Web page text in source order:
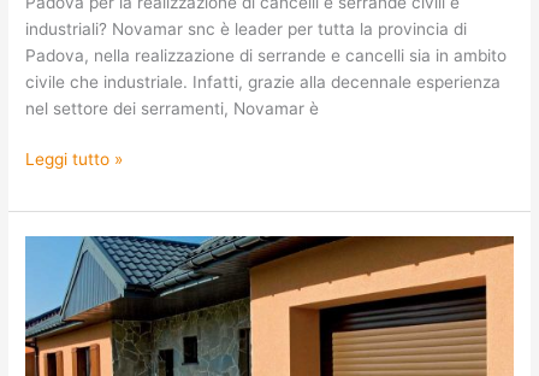
industriali? Novamar snc è leader per tutta la provincia di
Padova, nella realizzazione di serrande e cancelli sia in ambito
civile che industriale. Infatti, grazie alla decennale esperienza
nel settore dei serramenti, Novamar è
Leggi tutto »
Costruzione
porte
e
portoni